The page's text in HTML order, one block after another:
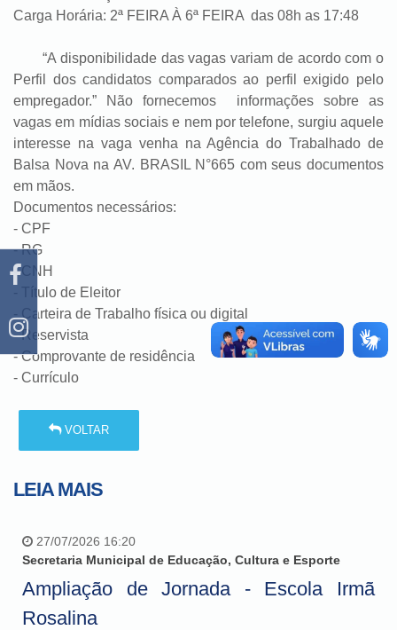
Carga Horária: 2ª FEIRA À 6ª FEIRA das 08h as 17:48
“A disponibilidade das vagas variam de acordo com o
Perfil dos candidatos comparados ao perfil exigido pelo
empregador.” Não fornecemos informações sobre as
vagas em mídias sociais e nem por telefone, surgiu aquele
interesse na vaga venha na Agência do Trabalhado de
Balsa Nova na AV. BRASIL N°665 com seus documentos
em mãos.
Documentos necessários:
- CPF
- RG
- CNH
- Título de Eleitor
- Carteira de Trabalho física ou digital
- Reservista
- Comprovante de residência
- Currículo
VOLTAR
LEIA MAIS
27/07/2026 16:20
Secretaria Municipal de Educação, Cultura e Esporte
Ampliação de Jornada - Escola Irmã
Rosalina